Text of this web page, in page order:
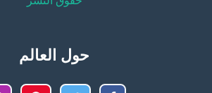
حول العالم